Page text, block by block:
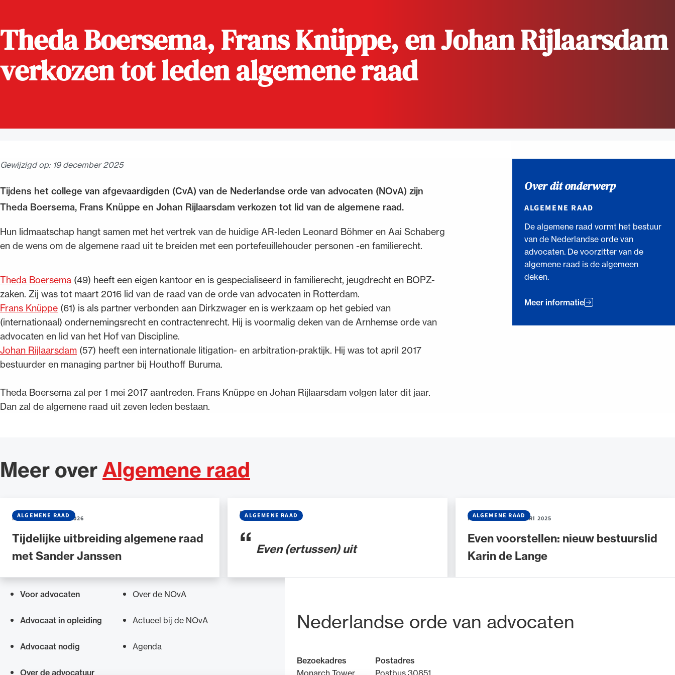
Theda Boersema, Frans Knüppe, en Johan Rijlaarsdam
verkozen tot leden algemene raad
Gewijzigd op: 19 december 2025
Tijdens het college van afgevaardigden (CvA) van de Nederlandse orde van advocaten (NOvA) zijn
Theda Boersema, Frans Knüppe en Johan Rijlaarsdam verkozen tot lid van de algemene raad.
Hun lidmaatschap hangt samen met het vertrek van de huidige AR-leden Leonard Böhmer en Aai Schaberg
en de wens om de algemene raad uit te breiden met een portefeuillehouder personen -en familierecht.
Theda Boersema (49) heeft een eigen kantoor en is gespecialiseerd in familierecht, jeugdrecht en BOPZ-
zaken. Zij was tot maart 2016 lid van de raad van de orde van advocaten in Rotterdam.
Frans Knüppe (61) is als partner verbonden aan Dirkzwager en is werkzaam op het gebied van
(internationaal) ondernemingsrecht en contractenrecht. Hij is voormalig deken van de Arnhemse orde van
advocaten en lid van het Hof van Discipline.
Johan Rijlaarsdam (57) heeft een internationale litigation- en arbitration-praktijk. Hij was tot april 2017
bestuurder en managing partner bij Houthoff Buruma.
Theda Boersema zal per 1 mei 2017 aantreden. Frans Knüppe en Johan Rijlaarsdam volgen later dit jaar.
Dan zal de algemene raad uit zeven leden bestaan.
Over dit onderwerp
ALGEMENE RAAD
De algemene raad vormt het bestuur
van de Nederlandse orde van
advocaten. De voorzitter van de
algemene raad is de algemeen
deken.
Meer informatie
Meer overAlgemene raad
Tijdelijke uitbreiding algemene raad
met Sander Janssen
ALGEMENE RAAD
NIEUWS• 30 JUNI 2026
Even (ertussen) uit
ALGEMENE RAAD
BLOG• 03 JULI 2025
Even voorstellen: nieuw bestuurslid
Karin de Lange
ALGEMENE RAAD
NIEUWS• 31 JANUARI 2025
Voor advocaten
Advocaat in opleiding
Advocaat nodig
Over de advocatuur
Over de NOvA
Actueel bij de NOvA
Agenda
Bezoek- en postadres
Nederlandse orde van advocaten
Bezoekadres
Monarch Tower
Postadres
Postbus 30851
Advocatenwet tot de Verordening op de advocatuur
(Voda) en de Regeling op de advocatuur (Roda).
beroepsuitoefening: van de advocatenpas tot het
rechtsgebiedenregister en geheimhoudernummers.